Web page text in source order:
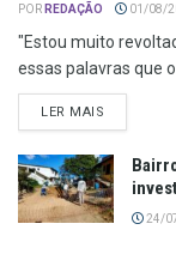
POR REDAÇÃO 01/08/
"Estou muito
essas palavras que
LER MAIS
24/